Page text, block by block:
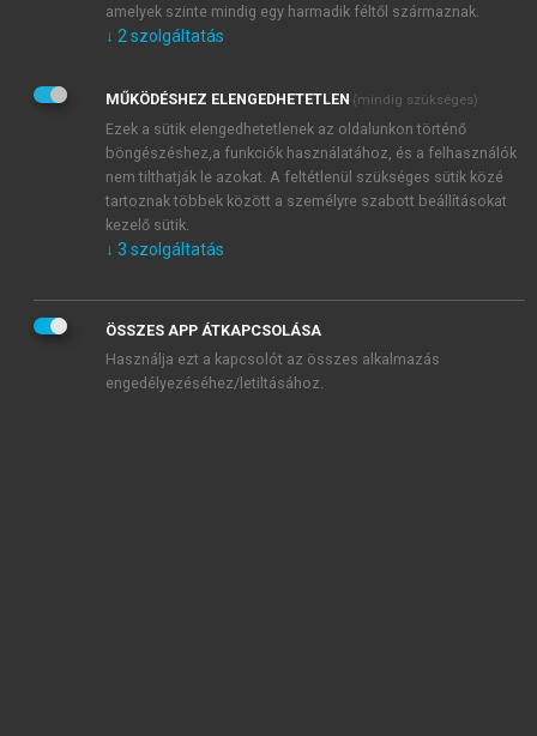
Kérek értesítést a MeRSZ újdonságairól, akcióiról.
Kérek értesítést az Akadémiai Kiadó Zrt. újdonságairól,
Adatkezelési tájékoztatóbanfoglaltakat tudomásul
veszem és elfogadom.
Általános vásárlási feltételeket, valamint a szotar.netés a
mersz.huoldalak licencszerződéseiben foglaltakat
tudomásul veszem és elfogadom.
KIPRÓBÁLOM
amelyek szinte mindig egy harmadik féltől származnak.
↓ 2 szolgáltatás
MŰKÖDÉSHEZ ELENGEDHETETLEN (mindig szükséges)
Ezek a sütik elengedhetetlenek az oldalunkon történő
böngészéshez,a funkciók használatához, és a felhasználók
nem tilthatják le azokat. A feltétlenül szükséges sütik közé
tartoznak többek között a személyre szabott beállításokat
kezelő sütik.
↓ 3 szolgáltatás
ÖSSZES APP ÁTKAPCSOLÁSA
Használja ezt a kapcsolót az összes alkalmazás
engedélyezéséhez/letiltásához.